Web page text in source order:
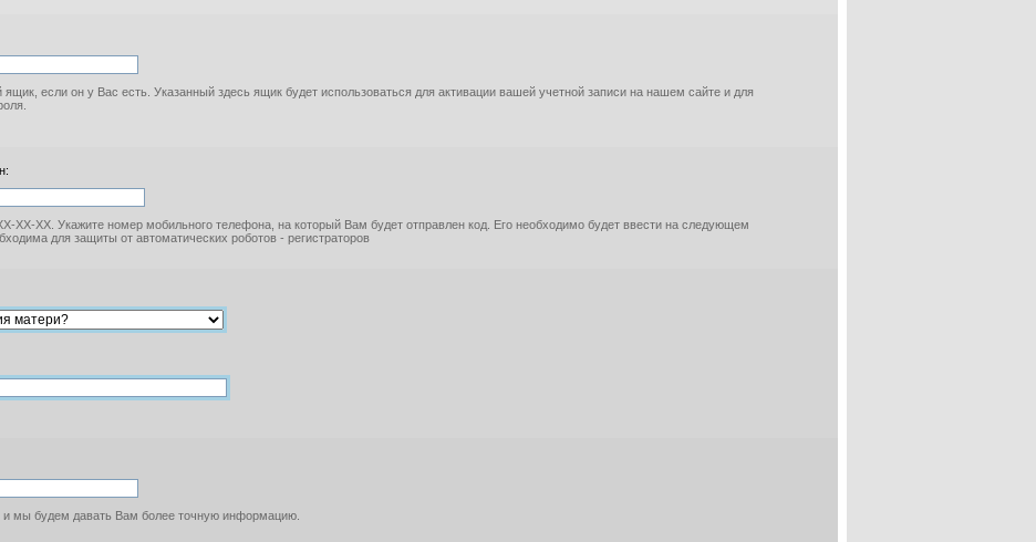
ящик, если он у Вас есть. Указанный здесь ящик будет использоваться для активации вашей учетной записи на нашем сайте и для
XX-XX. Укажите номер мобильного телефона, на который Вам будет отправлен код. Его необходимо будет ввести на следующем
для защиты от автоматических роботов - регистраторов
и мы будем давать Вам более точную информацию.